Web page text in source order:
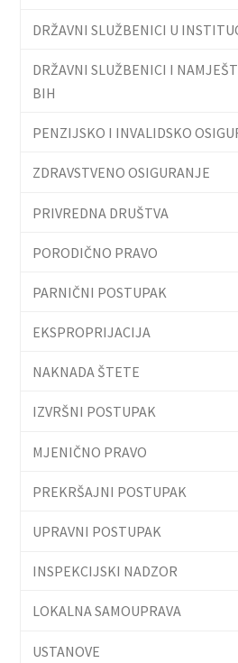
DRŽAVNI SLUŽBENICI U
DRŽAVNI SLUŽBENICI I
BIH
PENZIJSKO I INVALIDSKO
ZDRAVSTVENO OSIGURANJE
PRIVREDNA DRUŠTVA
PORODIČNO PRAVO
PARNIČNI POSTUPAK
EKSPROPRIJACIJA
NAKNADA ŠTETE
IZVRŠNI POSTUPAK
MJENIČNO PRAVO
PREKRŠAJNI POSTUPAK
UPRAVNI POSTUPAK
INSPEKCIJSKI NADZOR
LOKALNA SAMOUPRAVA
USTANOVE